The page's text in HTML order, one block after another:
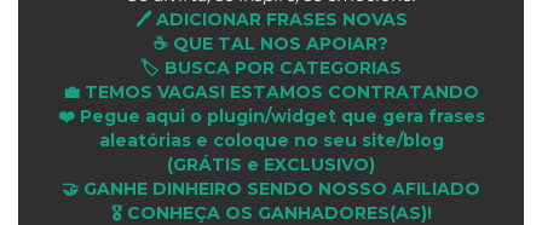
🖊️ ADICIONAR FRASES NOVAS
☕ QUE TAL NOS APOIAR?
🏷️ BUSCA POR CATEGORIAS
💼 TEMOS VAGAS! ESTAMOS CONTRATANDO
❤️ Pegue aqui o plugin/widget que gera frases
aleatórias e coloque no seu site/blog
(GRÁTIS e EXCLUSIVO)
🤝 GANHE DINHEIRO SENDO NOSSO AFILIADO
🎖 CONHEÇA OS GANHADORES(AS)!